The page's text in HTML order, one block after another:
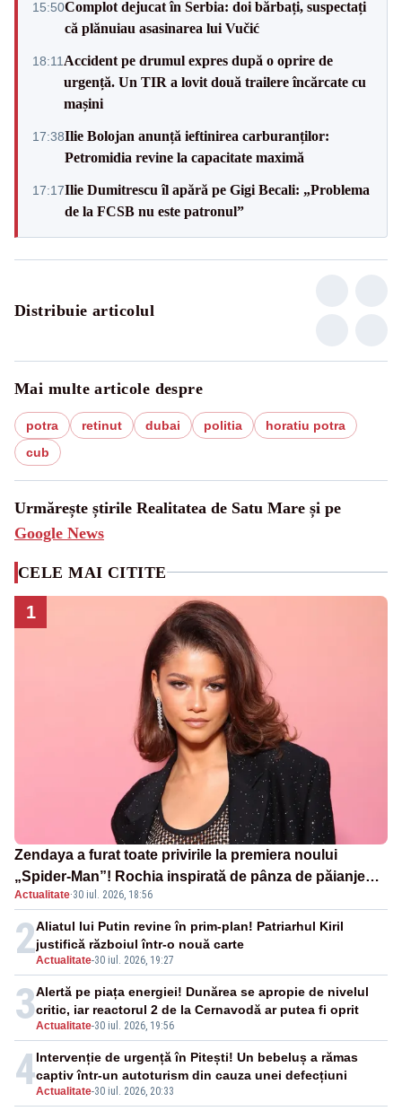
15:50Complot dejucat în Serbia: doi bărbați, suspectați
că plănuiau asasinarea lui Vučić
18:11 Accident pe drumul expres după o oprire de
urgență. Un TIR a lovit două trailere încărcate cu
mașini
17:38Ilie Bolojan anunță ieftinirea carburanților:
Petromidia revine la capacitate maximă
17:17Ilie Dumitrescu îl apără pe Gigi Becali: „Problema
de la FCSB nu este patronul”
Distribuie articolul
Mai multe articole despre
potra retinut dubai politia
horatiu potra
cub
Urmărește știrile Realitatea de Satu Mare și pe
Google News
CELE MAI CITITE
1
Zendaya a furat toate privirile la premiera noului
„Spider-Man”! Rochia inspirată de pânza de păianjen a
făcut senzație
Actualitate·30 iul. 2026, 18:56
2Actualitate-30 iul. 2026, 19:27
Aliatul lui Putin revine în prim-plan! Patriarhul Kiril
justifică războiul într-o nouă carte
3Actualitate-30 iul. 2026, 19:56
Alertă pe piața energiei! Dunărea se apropie de nivelul
critic, iar reactorul 2 de la Cernavodă ar putea fi oprit
4Actualitate-30 iul. 2026, 20:33
Intervenție de urgență în Pitești! Un bebeluș a rămas
captiv într-un autoturism din cauza unei defecțiuni